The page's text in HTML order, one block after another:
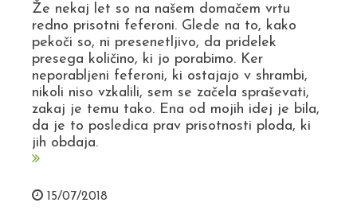
Že nekaj let so na našem domačem vrtu
redno prisotni feferoni. Glede na to, kako
pekoči so, ni presenetljivo, da pridelek
presega količino, ki jo porabimo. Ker
neporabljeni feferoni, ki ostajajo v shrambi,
nikoli niso vzkalili, sem se začela spraševati,
zakaj je temu tako. Ena od mojih idej je bila,
da je to posledica prav prisotnosti ploda, ki
jih obdaja.
15/07/2018